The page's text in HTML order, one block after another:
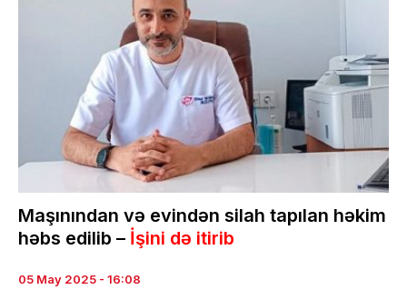
Maşınından və evindən silah tapılan həkim
həbs edilib – İşini də itirib
05 May 2025 - 16:08